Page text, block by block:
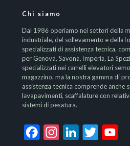
Chi siamo
Dal 1986 operiamo nei settori della
industriale, del sollevamento e della
specializzati di assistenza tecnica,
per Genova, Savona, Imperia, La
specializzati nei carrelli elevatori
magazzino, ma la nostra gamma di
assistenza tecnica comprende anche
lavapavimenti, scaffalature con
sistemi di pesatura.
Facebook
Instagram
LinkedIn